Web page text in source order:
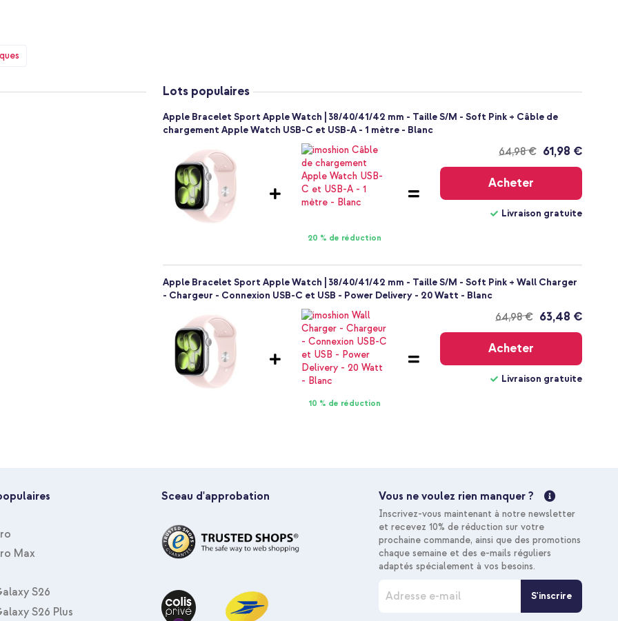
confortable sur la peau et
de soucis concernant
poignet. Il suffit d'appuyer la
Lots populaires
Apple Bracelet Sport Apple Watch | 38/40/41/42 mm - Taille S/M - Soft Pink + Câble de
chargement Apple Watch USB-C et USB-A - 1 mètre - Blanc
20 % de réduction
64,98 €
Livraison
61,98 €
Acheter
Livraison gratuite
Apple Bracelet Sport Apple Watch | 38/40/41/42 mm - Taille S/M - Soft Pink + Wall Charger
- Chargeur - Connexion USB-C et USB - Power Delivery - 20 Watt - Blanc
10 % de réduction
64,98 €
Livraison
63,48 €
Acheter
Livraison gratuite
Max
S26
S26 Plus
Sceau d'approbation Vous ne voulez rien manquer ?
Inscrivez-vous maintenant à notre newsletter
et recevez 10% de réduction sur votre
prochaine commande, ainsi que des promotions
chaque semaine et des e-mails réguliers
adaptés spécialement à vos besoins.
S'inscrire